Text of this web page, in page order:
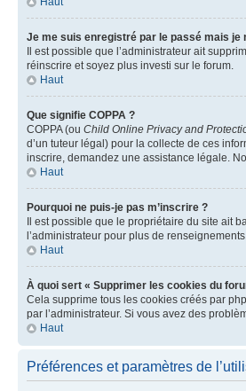
Je me suis enregistré par le passé mais je
Il est possible que l’administrateur ait
réinscrire et soyez plus investi sur le forum.
Haut
Que signifie COPPA ?
COPPA (ou Child Online Privacy and
d’un tuteur légal) pour la collecte de ces
inscrire, demandez une assistance légale.
Haut
Pourquoi ne puis-je pas m’inscrire ?
Il est possible que le propriétaire du site ait
l’administrateur pour plus de renseignements.
Haut
À quoi sert « Supprimer les cookies du
Cela supprime tous les cookies créés par
par l’administrateur. Si vous avez des
Haut
Préférences et paramètres de